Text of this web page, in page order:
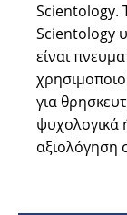
Scientology.
Scientology
είναι
για
ψυχολογικά
αξιολόγηση